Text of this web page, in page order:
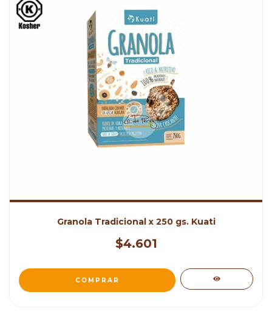
Granola Tradicional x 250 gs. Kuati
$4.601